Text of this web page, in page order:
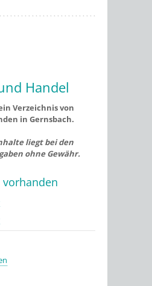
Handel
Verzeichnis von
in Gernsbach.
liegt bei den
ohne Gewähr.
vorhanden